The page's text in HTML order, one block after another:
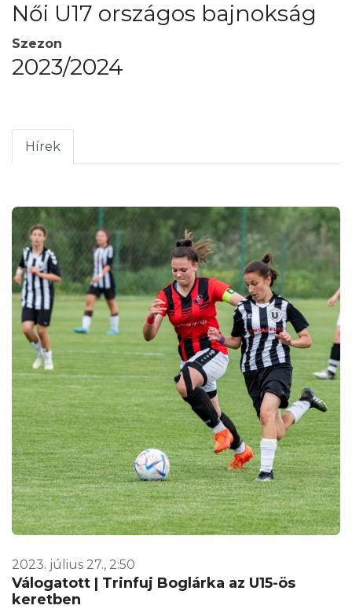
Női U17 országos bajnokság
Szezon
2023/2024
Hírek
2023. július 27., 2:50
Válogatott | Trinfuj Boglárka az U15-ös
keretben